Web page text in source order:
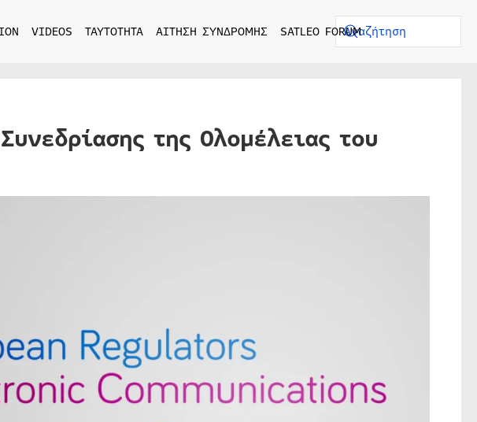
VIDEOS ΤΑΥΤΟΤΗΤΑ ΑΙΤΗΣΗ ΣΥΝΔΡΟΜΗΣ SATLEO FORUM
της Ολομέλειας του